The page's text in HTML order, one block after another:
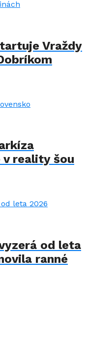
Vraždy
v reality šou
od leta
ranné